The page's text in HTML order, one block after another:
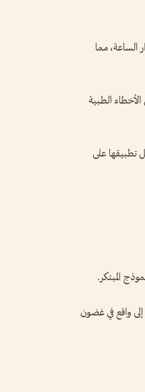
الساعة، مما
الطبية
تطبيقها على
المبتكر.
واقع في غضون